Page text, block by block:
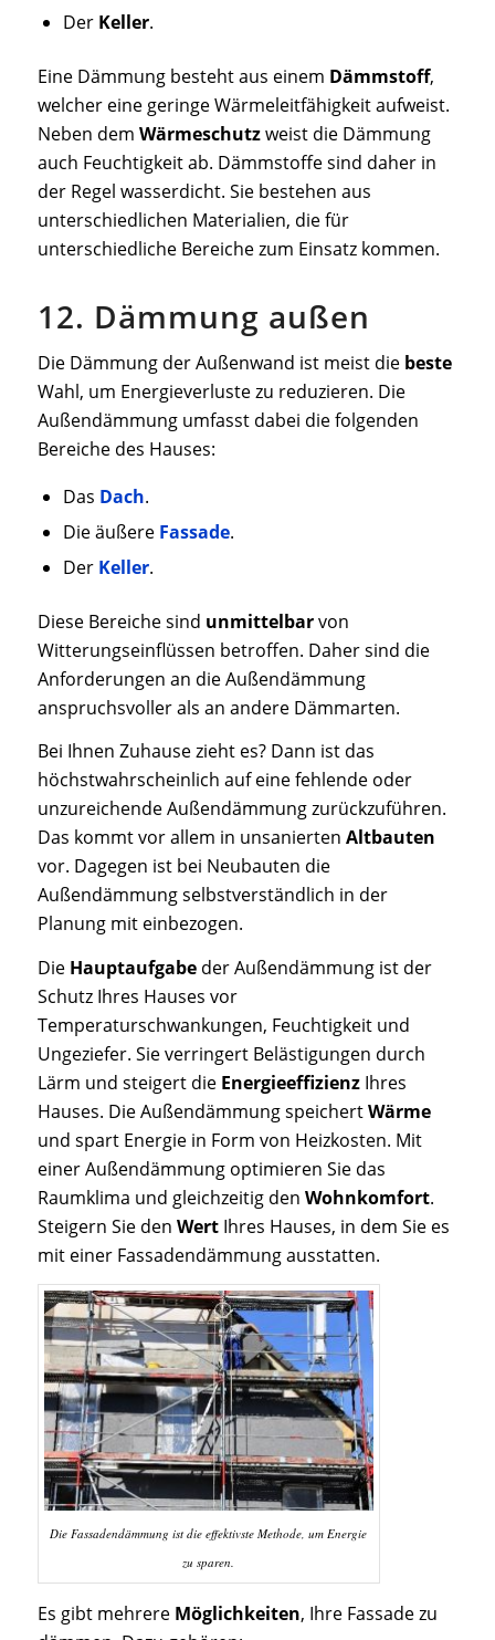
Der Keller.
Eine Dämmung besteht aus einem Dämmstoff,
welcher eine geringe Wärmeleitfähigkeit aufweist.
Neben dem Wärmeschutzweist die Dämmung
auch Feuchtigkeit ab. Dämmstoffe sind daher in
der Regel wasserdicht. Sie bestehen aus
unterschiedlichen Materialien, die für
unterschiedliche Bereiche zum Einsatz kommen.
12. Dämmung außen
Die Dämmung der Außenwand ist meist die beste
Wahl, um Energieverluste zu reduzieren. Die
Außendämmung umfasst dabei die folgenden
Bereiche des Hauses:
Das Dach.
Die äußere Fassade.
Der Keller.
Diese Bereiche sind unmittelbarvon
Witterungseinflüssen betroffen. Daher sind die
Anforderungen an die Außendämmung
anspruchsvoller als an andere Dämmarten.
Bei Ihnen Zuhause zieht es? Dann ist das
höchstwahrscheinlich auf eine fehlende oder
unzureichende Außendämmung zurückzuführen.
Das kommt vor allem in unsanierten Altbauten
vor. Dagegen ist bei Neubauten die
Außendämmung selbstverständlich in der
Planung mit einbezogen.
Die Hauptaufgabeder Außendämmung ist der
Schutz Ihres Hauses vor
Temperaturschwankungen, Feuchtigkeit und
Ungeziefer. Sie verringert Belästigungen durch
Lärm und steigert die EnergieeffizienzIhres
Hauses. Die Außendämmung speichertWärme
und spart Energie in Form von Heizkosten. Mit
einer Außendämmung optimieren Sie das
Raumklima und gleichzeitig den Wohnkomfort.
Steigern Sie den WertIhres Hauses, in dem Sie es
mit einer Fassadendämmung ausstatten.
Die Fassadendämmung ist die effektivste Methode, um Energie
zu sparen.
Es gibt mehrereMöglichkeiten, Ihre Fassade zu